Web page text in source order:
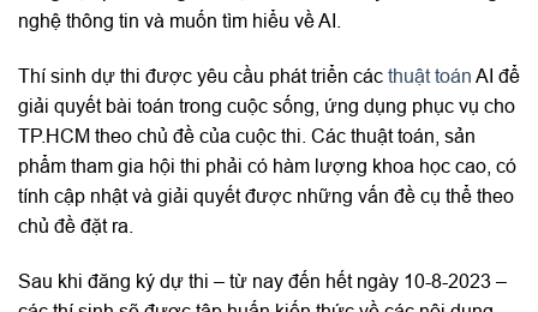
nghệ thông tin và muốn tìm hiểu về AI.
Thí sinh dự thi được yêu cầu phát triển các thuật toán AI để
giải quyết bài toán trong cuộc sống, ứng dụng phục vụ cho
TP.HCM theo chủ đề của cuộc thi. Các thuật toán, sản
phẩm tham gia hội thi phải có hàm lượng khoa học cao, có
tính cập nhật và giải quyết được những vấn đề cụ thể theo
chủ đề đặt ra.
Sau khi đăng ký dự thi – từ nay đến hết ngày 10-8-2023 –